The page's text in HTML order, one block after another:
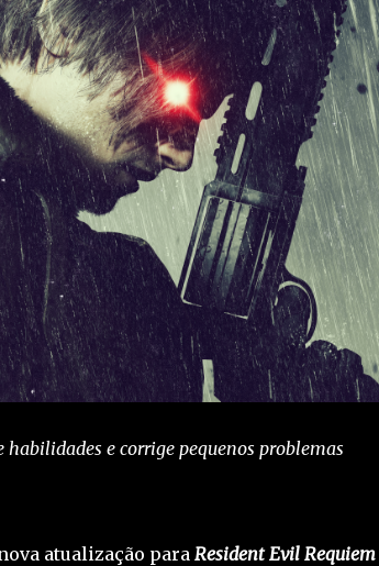
e corrige pequenos problemas
atualização para Resident Evil Requiem